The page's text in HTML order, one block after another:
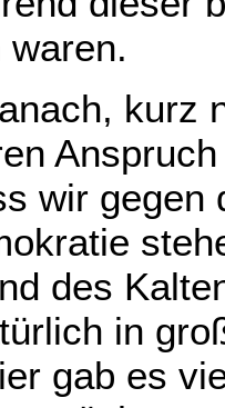
waren.
kurz
wir gegen
des
in
gab es